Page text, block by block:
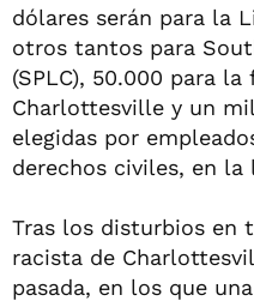
dólares serán para la
otros tantos para
(SPLC), 50.000 para
Charlottesville y un
elegidas por
derechos civiles, en
Tras los disturbios en
racista de
pasada, en los que